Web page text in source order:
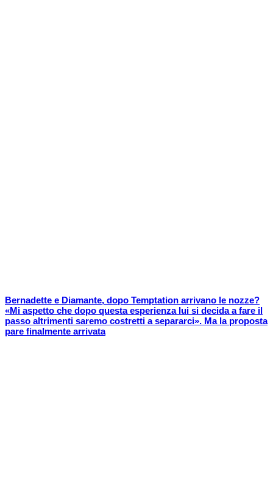
Bernadette e Diamante, dopo Temptation arrivano le nozze?
«Mi aspetto che dopo questa esperienza lui si decida a fare il
passo altrimenti saremo costretti a separarci». Ma la proposta
pare finalmente arrivata